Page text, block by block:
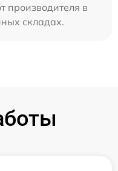
производителя в
складах.